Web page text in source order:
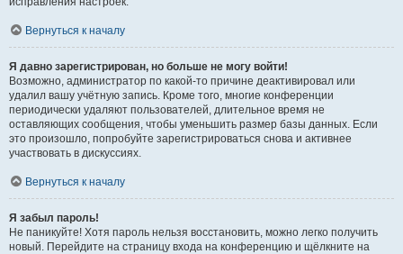
Вернуться к началу
Я давно зарегистрирован, но больше не могу войти!
Возможно, администратор по какой-то причине деактивировал или
удалил вашу учётную запись. Кроме того, многие конференции
периодически удаляют пользователей, длительное время не
оставляющих сообщения, чтобы уменьшить размер базы данных. Если
это произошло, попробуйте зарегистрироваться снова и активнее
участвовать в дискуссиях.
Вернуться к началу
Я забыл пароль!
Не паникуйте! Хотя пароль нельзя восстановить, можно легко получить
новый. Перейдите на страницу входа на конференцию и щёлкните на